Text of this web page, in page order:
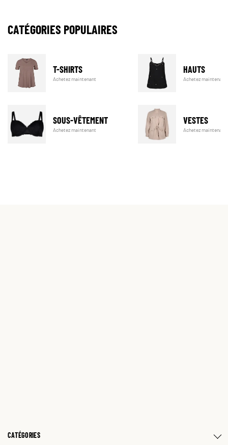
CATÉGORIES POPULAIRES
T-SHIRTS
Achetez maintenant
HAUTS
Achetez maintenant
SOUS-VÊTEMENT
Achetez maintenant
VESTES
Achetez maintenant
CATÉGORIES